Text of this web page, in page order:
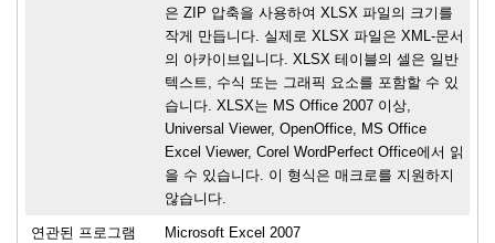
은 ZIP 압축을 사용하여 XLSX 파일의 크기를
작게 만듭니다. 실제로 XLSX 파일은 XML-문서
의 아카이브입니다. XLSX 테이블의 셀은 일반
텍스트, 수식 또는 그래픽 요소를 포함할 수 있
습니다. XLSX는 MS Office 2007 이상,
Universal Viewer, OpenOffice, MS Office
Excel Viewer, Corel WordPerfect Office에서 읽
을 수 있습니다. 이 형식은 매크로를 지원하지
않습니다.
연관된 프로그램
Microsoft Excel 2007